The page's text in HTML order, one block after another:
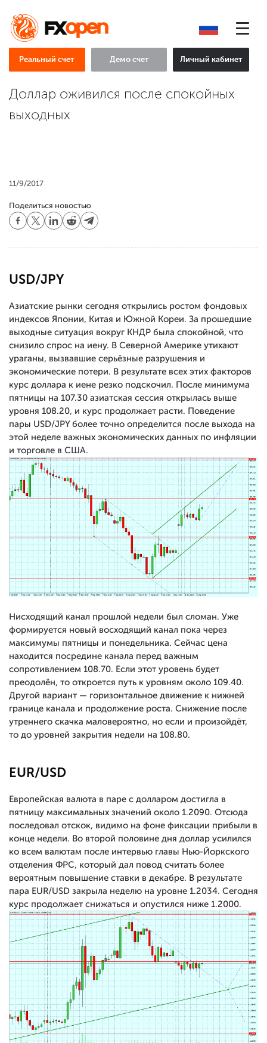
Реальный счет Демо счет Личный кабинет
Доллар оживился после спокойных
выходных
11/9/2017
Поделиться новостью
USD/JPY
Азиатские рынки сегодня открылись ростом фондовых
индексов Японии, Китая и Южной Кореи. За прошедшие
выходные ситуация вокруг КНДР была спокойной, что
снизило спрос на иену. В Северной Америке утихают
ураганы, вызвавшие серьёзные разрушения и
экономические потери. В результате всех этих факторов
курс доллара к иене резко подскочил. После минимума
пятницы на 107.30 азиатская сессия открылась выше
уровня 108.20, и курс продолжает расти. Поведение
пары USD/JPY более точно определится после выхода на
этой неделе важных экономических данных по инфляции
и торговле в США.
Нисходящий канал прошлой недели был сломан. Уже
формируется новый восходящий канал пока через
максимумы пятницы и понедельника. Сейчас цена
находится посредине канала перед важным
сопротивлением 108.70. Если этот уровень будет
преодолён, то откроется путь к уровням около 109.40.
Другой вариант — горизонтальное движение к нижней
границе канала и продолжение роста. Снижение после
утреннего скачка маловероятно, но если и произойдёт,
то до уровней закрытия недели на 108.80.
EUR/USD
Европейская валюта в паре с долларом достигла в
пятницу максимальных значений около 1.2090. Отсюда
последовал отскок, видимо на фоне фиксации прибыли в
конце недели. Во второй половине дня доллар усилился
ко всем валютам после интервью главы Нью-Йоркского
отделения ФРС, который дал повод считать более
вероятным повышение ставки в декабре. В результате
пара EUR/USD закрыла неделю на уровне 1.2034. Сегодня
курс продолжает снижаться и опустился ниже 1.2000.